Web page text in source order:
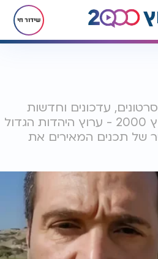
שידור חי
עדכונים וחדשות
בנושא צה״ל באתר ערוץ 2000 - ערוץ היהדות הגדול
של תכנים המאירים את